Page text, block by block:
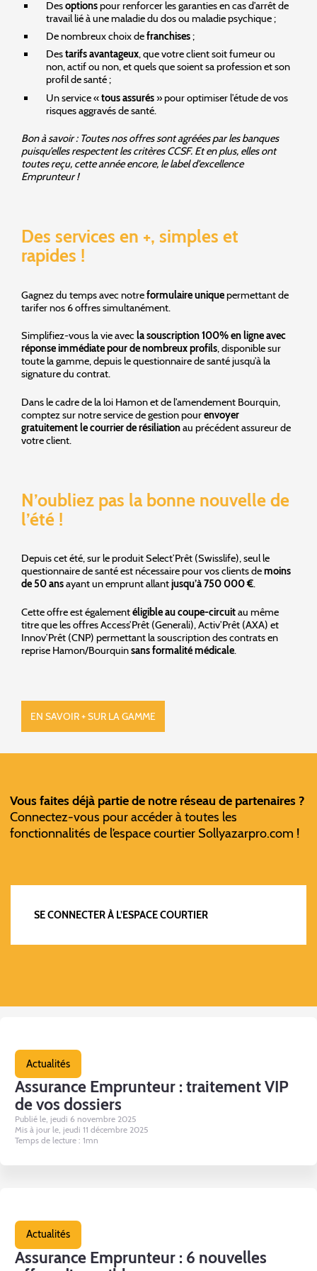
Desoptionspour renforcer les garanties en cas d’arrêt de
travail lié à une maladie du dos ou maladie psychique ;
De nombreux choix defranchises;
Destarifs avantageux, que votre client soit fumeur ou
non, actif ou non, et quels que soient sa profession et son
profil de santé ;
Un service «tous assurés» pour optimiser l’étude de vos
risques aggravés de santé.
Bon à savoir : Toutes nos offres sont agréées par les banques
puisqu’elles respectent les critères CCSF. Et en plus, elles ont
toutes reçu, cette année encore, le label d’excellence
Emprunteur !
Des services en +, simples et
rapides !
Gagnez du temps avec notreformulaire uniquepermettant de
tarifer nos 6 offres simultanément.
Simplifiez-vous la vie avecla souscription 100% en ligne avec
réponse immédiate pour de nombreux profils, disponible sur
toute la gamme, depuis le questionnaire de santé jusqu’à la
signature du contrat.
Dans le cadre de la loi Hamon et de l’amendement Bourquin,
comptez sur notre service de gestion pourenvoyer
gratuitement le courrier de résiliationau précédent assureur de
votre client.
N’oubliez pas la bonne nouvelle de
l’été !
Depuis cet été, sur le produit Select’Prêt (Swisslife), seul le
questionnaire de santé est nécessaire pour vos clients demoins
de 50 ansayant un emprunt allantjusqu’à 750 000 €.
Cette offre est égalementéligible au coupe-circuitau même
titre que les offres Access’Prêt (Generali), Activ’Prêt (AXA) et
Innov’Prêt (CNP) permettant la souscription des contrats en
reprise Hamon/Bourquinsans formalité médicale.
EN SAVOIR + SUR LA GAMME
Vous faites déjà partie de notre réseau de partenaires ?
Connectez-vous pour accéder à toutes les
fonctionnalités de l’espace courtier Sollyazarpro.com !
SE CONNECTER À L’ESPACE COURTIER
Actualités
Assurance Emprunteur : traitement VIP
de vos dossiers
Publié le, jeudi 6 novembre 2025
Mis à jour le, jeudi 11 décembre 2025
Temps de lecture : 1mn
Actualités
Assurance Emprunteur : 6 nouvelles